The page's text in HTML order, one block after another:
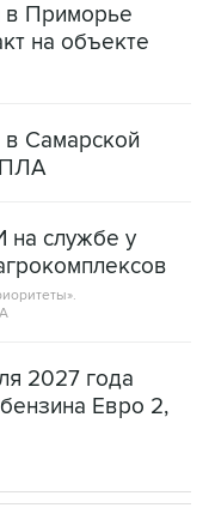
Приморье
на объекте
Самарской
на службе у
2027 года
Евро 2,